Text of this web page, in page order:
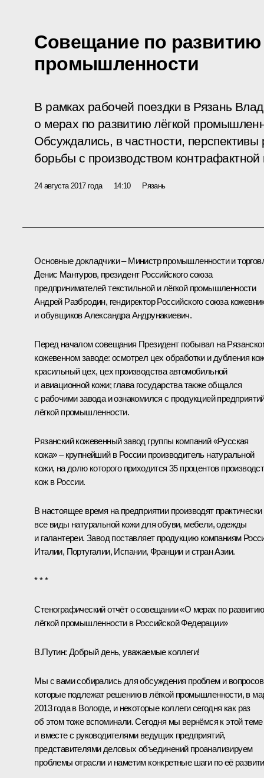
Совещание по развитию
промышленности
В рамках рабочей поездки в Рязань
о мерах по развитию лёгкой
Обсуждались, в частности, перспективы
борьбы с производством контрафактной
24 августа 2017 года 14:10 Рязань
Основные докладчики – Министр промышленности и
Денис Мантуров, президент Российского союза
предпринимателей текстильной и лёгкой промышленности
Андрей Разбродин, гендиректор Российского союза
и обувщиков Александра Андрунакиевич.
Перед началом совещания Президент побывал на
кожевенном заводе: осмотрел цех обработки и дубления
красильный цех, цех производства автомобильной
и авиационной кожи; глава государства также общался
с рабочими завода и ознакомился с продукцией
лёгкой промышленности.
Рязанский кожевенный завод группы компаний «Русская
кожа» – крупнейший в России производитель натуральной
кожи, на долю которого приходится 35 процентов
кож в России.
В настоящее время на предприятии производят практически
все виды натуральной кожи для обуви, мебели, одежды
и галантереи. Завод поставляет продукцию компаниям
Италии, Португалии, Испании, Франции и стран Азии.
* * *
Стенографический отчёт о совещании«О мерах по развитию
лёгкой промышленности в Российской Федерации»
В.Путин: Добрый день, уважаемые коллеги!
Мы с вами собирались для обсуждения проблем и
которые подлежат решению в лёгкой промышленности, в
2013 года в Вологде, и некоторые коллеги сегодня как раз
об этом тоже вспоминали. Сегодня мы вернёмся к этой теме
и вместе с руководителями ведущих предприятий,
представителями деловых объединений проанализируем
проблемы отрасли и наметим конкретные шаги по её